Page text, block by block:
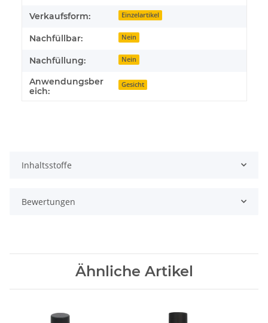
Verkaufsform: Einzelartikel
Nachfüllbar: Nein
Nachfüllung: Nein
Anwendungsber
eich:
Gesicht
Inhaltsstoffe
Bewertungen
Ähnliche Artikel